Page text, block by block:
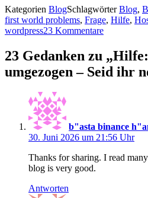
Kategorien BlogSchlagwörterBlog,
first world problems, Frage, Hilfe,
wordpress23 Kommentare
23 Gedanken zu
umgezogen – Seid ihr
b"asta binance
30. Juni 2026 um 21:56 Uhr
Thanks for sharing. I read
blog is very good.
Antworten